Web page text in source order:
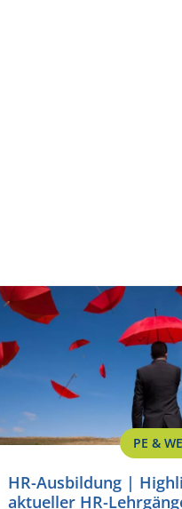
PE &
HR-Ausbildung |
aktueller HR-